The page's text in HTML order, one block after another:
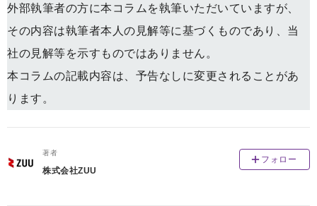
外部執筆者の方に本コラムを執筆いただいていますが、
その内容は執筆者本人の見解等に基づくものであり、当
社の見解等を示すものではありません。
本コラムの記載内容は、予告なしに変更されることがあ
ります。
著者
株式会社ZUU
フォロー